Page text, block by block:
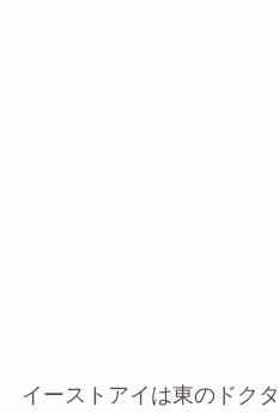
イーストアイは東のドク